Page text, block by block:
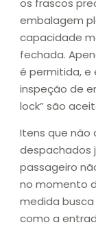
os frascos
embalagem
capacidade
fechada.
é permitida, e
inspeção de
lock” são
Itens que não
despachados
passageiro
no momento
medida
como a